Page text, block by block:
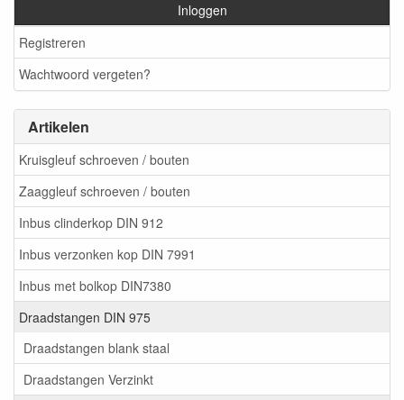
Inloggen
Registreren
Wachtwoord vergeten?
Artikelen
Kruisgleuf schroeven / bouten
Zaaggleuf schroeven / bouten
Inbus clinderkop DIN 912
Inbus verzonken kop DIN 7991
Inbus met bolkop DIN7380
Draadstangen DIN 975
Draadstangen blank staal
Draadstangen Verzinkt